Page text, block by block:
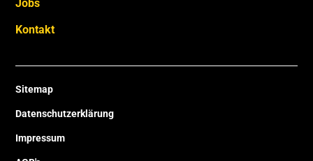
Jobs
Kontakt
Sitemap
Datenschutzerklärung
Impressum